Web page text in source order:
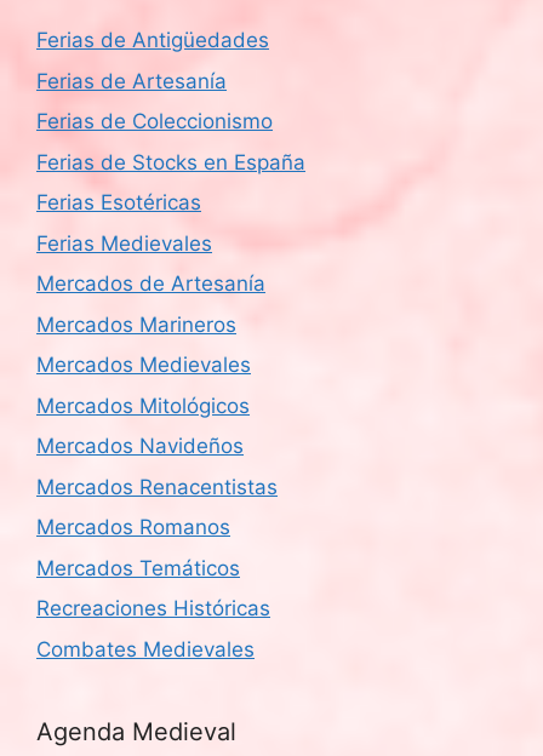
Ferias de Antigüedades
Ferias de Artesanía
Ferias de Coleccionismo
Ferias de Stocks en España
Ferias Esotéricas
Ferias Medievales
Mercados de Artesanía
Mercados Marineros
Mercados Medievales
Mercados Mitológicos
Mercados Navideños
Mercados Renacentistas
Mercados Romanos
Mercados Temáticos
Recreaciones Históricas
Combates Medievales
Agenda Medieval